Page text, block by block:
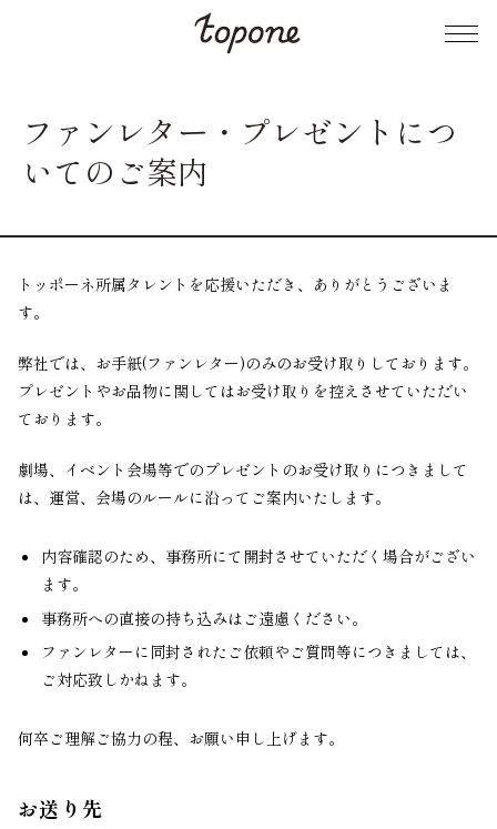
ファンレター・プレゼントにつ
いてのご案内
トッポーネ所属タレントを応援いただき、ありがとうございま
す。
弊社では、お手紙(ファンレター)のみのお受け取りしております。
プレゼントやお品物に関してはお受け取りを控えさせていただい
ております。
劇場、イベント会場等でのプレゼントのお受け取りにつきまして
は、運営、会場のルールに沿ってご案内いたします。
内容確認のため、事務所にて開封させていただく場合がござい
ます。
事務所への直接の持ち込みはご遠慮ください。
ファンレターに同封されたご依頼やご質問等につきましては、
ご対応致しかねます。
何卒ご理解ご協力の程、お願い申し上げます。
お送り先